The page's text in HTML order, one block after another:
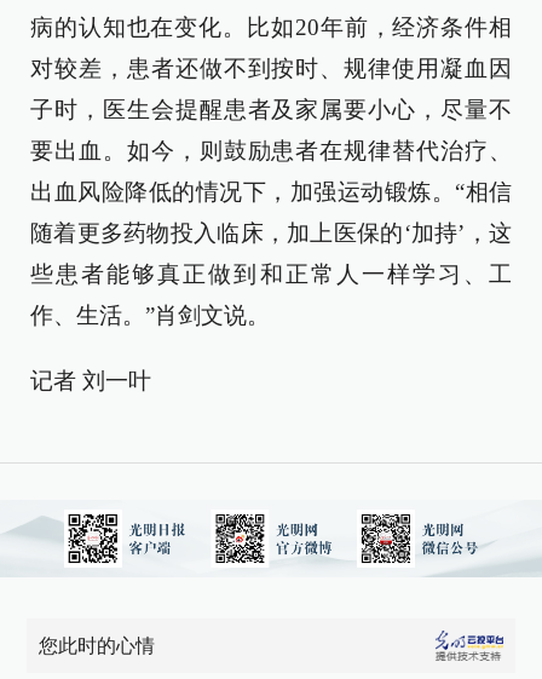
病的认知也在变化。比如20年前，经济条件相
对较差，患者还做不到按时、规律使用凝血因
子时，医生会提醒患者及家属要小心，尽量不
要出血。如今，则鼓励患者在规律替代治疗、
出血风险降低的情况下，加强运动锻炼。“相信
随着更多药物投入临床，加上医保的‘加持’，这
些患者能够真正做到和正常人一样学习、工
作、生活。”肖剑文说。
记者 刘一叶
您此时的心情